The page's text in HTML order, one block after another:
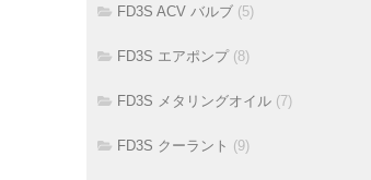
FD3S ACV バルブ (5)
FD3S エアポンプ(8)
FD3S メタリングオイル (7)
FD3S クーラント (9)